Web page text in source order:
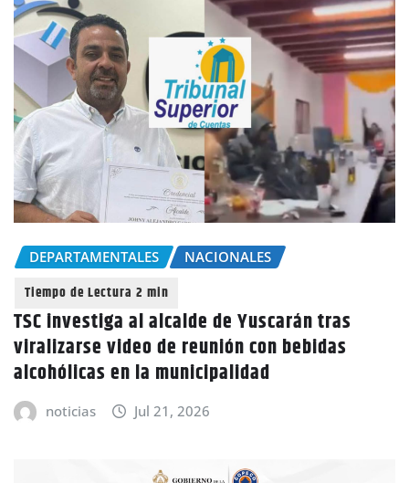
DEPARTAMENTALES NACIONALES
TSC investiga al alcalde de Yuscarán tras
viralizarse video de reunión con bebidas
alcohólicas en la municipalidad
noticias Jul 21, 2026